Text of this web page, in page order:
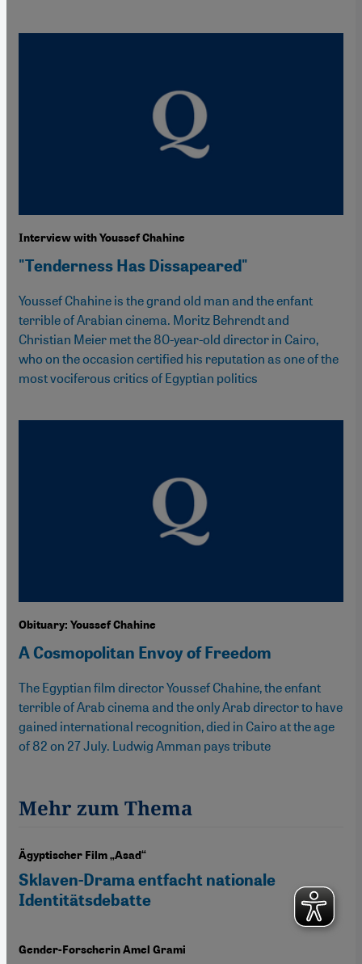
Interview with Youssef Chahine
"Tenderness Has Dissapeared"
Youssef Chahine is the grand old man and the enfant
terrible of Arabian cinema. Moritz Behrendt and
Christian Meier met the 80-year-old director in Cairo,
who on the occasion certified his reputation as one of the
most vociferous critics of Egyptian politics
Obituary: Youssef Chahine
A Cosmopolitan Envoy of Freedom
The Egyptian film director Youssef Chahine, the enfant
terrible of Arab cinema and the only Arab director to have
gained international recognition, died in Cairo at the age
of 82 on 27 July. Ludwig Amman pays tribute
Mehr zum Thema
Ägyptischer Film „Asad“
Sklaven-Drama entfacht nationale
Identitätsdebatte
Gender-Forscherin Amel Grami